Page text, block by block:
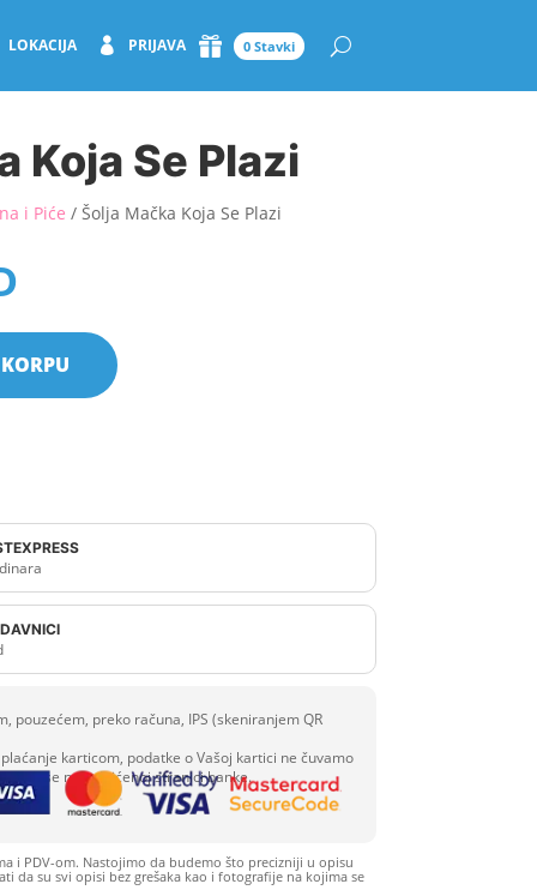
LOKACIJA PRIJAVA 0 Stavki
Koja Se Plazi
i Piće / Šolja Mačka Koja Se Plazi
pouzećem, preko računa, IPS (skeniranjem QR
karticom, podatke o Vašoj kartici ne čuvamo
unose na zaštićenoj stranici banke.
i PDV-om. Nastojimo da budemo što precizniji u opisu
da su svi opisi bez grešaka kao i fotografije na kojima se